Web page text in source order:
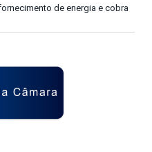
de energia e cobra